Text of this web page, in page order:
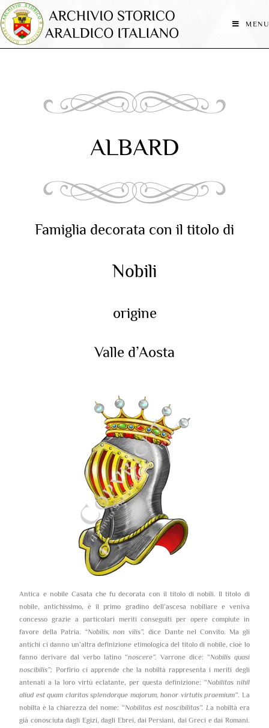
MENU
ALBARD
Famiglia decorata con il titolo di
Nobili
origine
Valle d’Aosta
Antica e nobile Casata che fu decorata con il titolo di nobili. Il titolo di
nobile, antichissimo, è il primo gradino dell’ascesa nobiliare e veniva
concesso grazie a particolari meriti conseguiti per opere compiute in
favore della Patria. “Nobilis, non vilis”, dice Dante nel Convito. Ma gli
antichi ci danno un’altra definizione etimologica del titolo di nobile, cioè lo
fanno derivare dal verbo latino “noscere”. Varrone dice: “Nobilis quasi
noscibilis”; Porfirio ci apprende che la nobiltà rappresenta i meriti degli
antenati a la loro virtù eclatante, per questa definizione: “Nobilitas nihil
aliud est quam claritas splendorque majorum, honor virtutis praemium”. La
nobilta è la chiarezza del nome: “Nobilitas est noscibilitas”. La nobiltà era
già conosciuta dagli Egizi, dagli Ebrei, dai Persiani, dai Greci e dai Romani.